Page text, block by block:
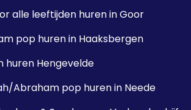
alle leeftijden huren in Goor
pop huren in Haaksbergen
huren Hengevelde
Abraham pop huren in Neede